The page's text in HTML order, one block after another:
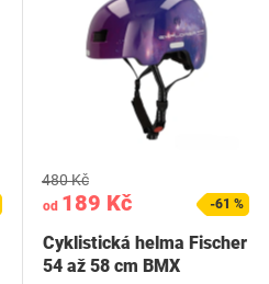
od 189 Kč
480 Kč
-61 %
Cyklistická helma Fischer
54 až 58 cm BMX